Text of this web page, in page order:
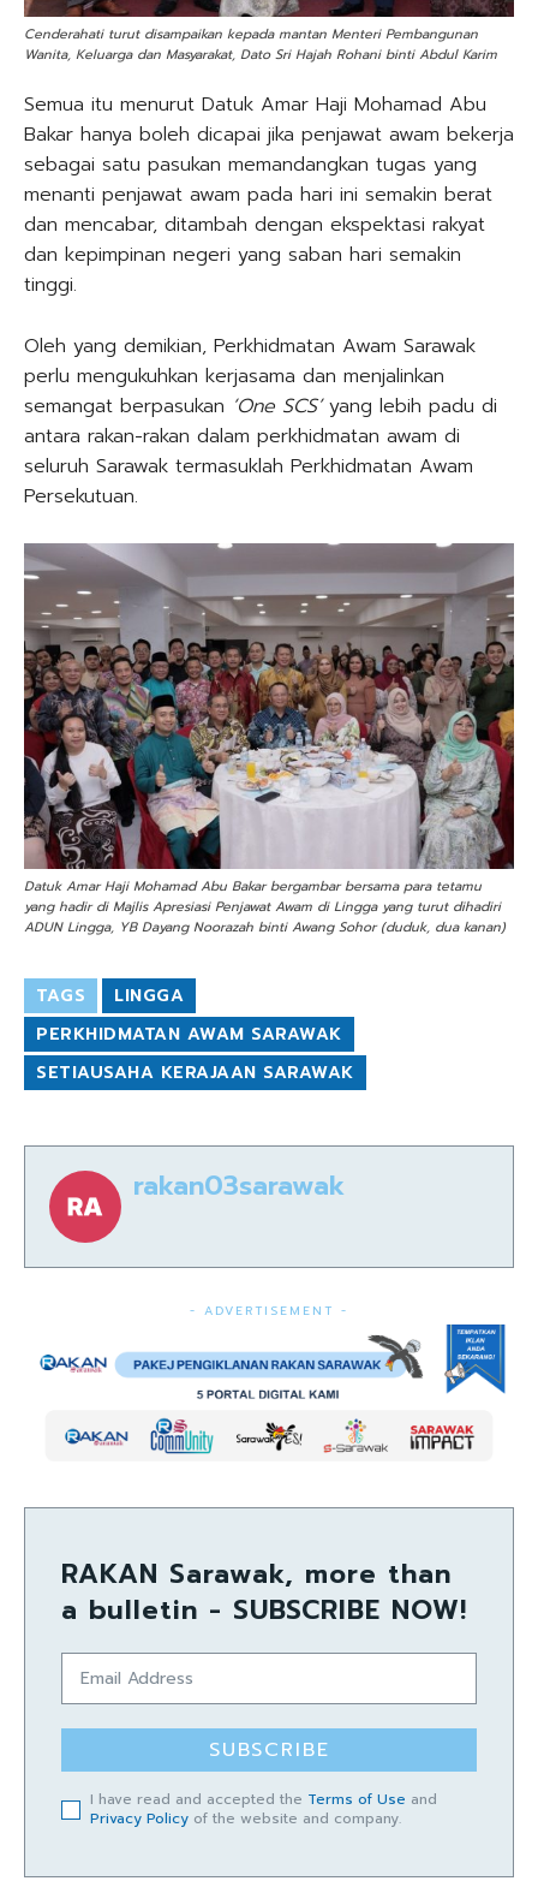
Cenderahati turut disampaikan kepada mantan Menteri Pembangunan
Wanita, Keluarga dan Masyarakat, Dato Sri Hajah Rohani binti Abdul Karim
Semua itu menurut Datuk Amar Haji Mohamad Abu
Bakar hanya boleh dicapai jika penjawat awam bekerja
sebagai satu pasukan memandangkan tugas yang
menanti penjawat awam pada hari ini semakin berat
dan mencabar, ditambah dengan ekspektasi rakyat
dan kepimpinan negeri yang saban hari semakin
tinggi.
Oleh yang demikian, Perkhidmatan Awam Sarawak
perlu mengukuhkan kerjasama dan menjalinkan
semangat berpasukan ‘One SCS’yang lebih padu di
antara rakan-rakan dalam perkhidmatan awam di
seluruh Sarawak termasuklah Perkhidmatan Awam
Persekutuan.
Datuk Amar Haji Mohamad Abu Bakar bergambar bersama para tetamu
yang hadir di Majlis Apresiasi Penjawat Awam di Lingga yang turut dihadiri
ADUN Lingga, YB Dayang Noorazah binti Awang Sohor (duduk, dua kanan)
TAGS
LINGGA
PERKHIDMATAN AWAM SARAWAK
SETIAUSAHA KERAJAAN SARAWAK
rakan03sarawak
- ADVERTISEMENT -
RAKAN Sarawak, more than
a bulletin - SUBSCRIBE NOW!
SUBSCRIBE
I have read and accepted the Terms of Use and
Privacy Policy of the website and company.